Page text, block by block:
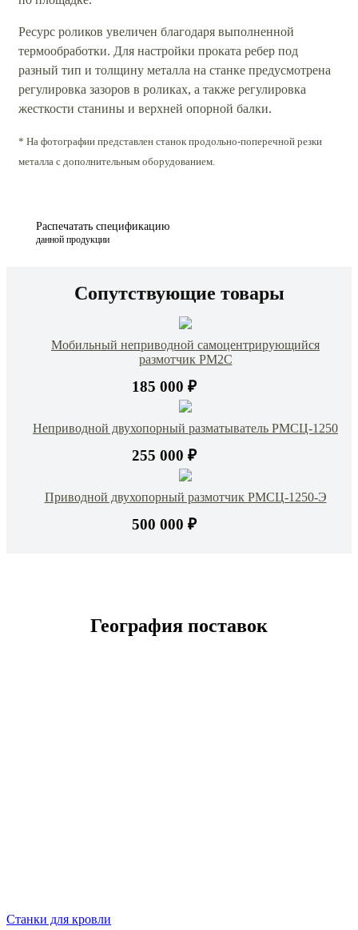
Ресурс роликов увеличен благодаря выполненной
термообработки. Для настройки проката ребер под
разный тип и толщину металла на станке предусмотрена
регулировка зазоров в роликах, а также регулировка
жесткости станины и верхней опорной балки.
* На фотографии представлен станок продольно-поперечной резки
металла с дополнительным оборудованием.
Распечатать спецификацию
данной продукции
Сопутствующие товары
Мобильный неприводной самоцентрирующийся
размотчик РМ2С
185 000 ₽
Неприводной двухопорный разматыватель РМСЦ-1250
255 000 ₽
Приводной двухопорный размотчик РМСЦ-1250-Э
500 000 ₽
География поставок
Станки для кровли